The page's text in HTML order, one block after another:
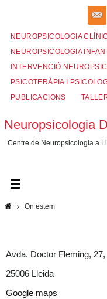
content
NEUROPSICOLOGIA
NEUROPSICOLOGIA
INTERVENCIÓ
PSICOTERÀPIA I
PUBLICACIONS
Neuropsicologia
Centre de Neuropsicologia a
HomeOn estem
Avda. Doctor Fleming,
25006 Lleida
Google maps